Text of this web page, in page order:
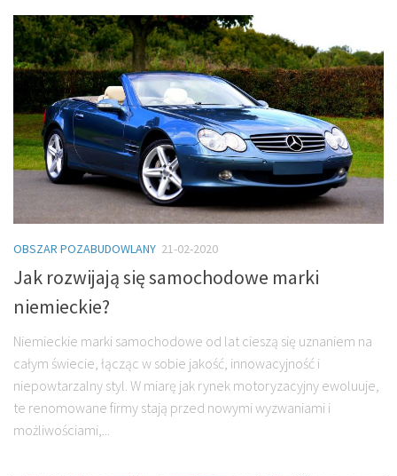
OBSZAR POZABUDOWLANY 21-02-2020
Jak rozwijają się samochodowe marki
niemieckie?
Niemieckie marki samochodowe od lat cieszą się uznaniem na
całym świecie, łącząc w sobie jakość, innowacyjność i
niepowtarzalny styl. W miarę jak rynek motoryzacyjny ewoluuje,
te renomowane firmy stają przed nowymi wyzwaniami i
możliwościami,...